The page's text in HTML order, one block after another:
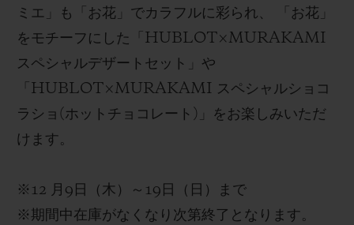
ミエ 」も「お花」でカラフルに彩られ、
「お花」
をモチーフにした「 HUBLOT×MURAKAMI
スペシャルデザートセット」や
HUBLOT×MURAKAMI スペシャルショコ
ラショ (ホットチョコレート ) 」をお楽しみいただ
けます。
※12 月 9 日（木）～ 19 日（日）まで
※期間中在庫がなくなり次第終了となります。